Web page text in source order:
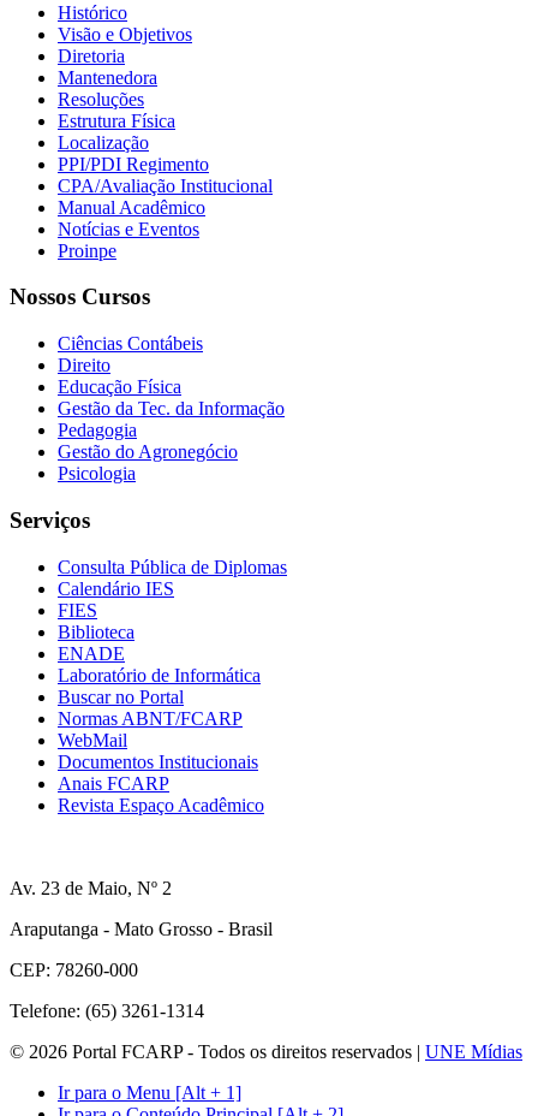
Histórico
Visão e Objetivos
Diretoria
Mantenedora
Resoluções
Estrutura Física
Localização
PPI/PDI Regimento
CPA/Avaliação Institucional
Manual Acadêmico
Notícias e Eventos
Proinpe
Nossos Cursos
Ciências Contábeis
Direito
Educação Física
Gestão da Tec. da Informação
Pedagogia
Gestão do Agronegócio
Psicologia
Serviços
Consulta Pública de Diplomas
Calendário IES
FIES
Biblioteca
ENADE
Laboratório de Informática
Buscar no Portal
Normas ABNT/FCARP
WebMail
Documentos Institucionais
Anais FCARP
Revista Espaço Acadêmico
Av. 23 de Maio, Nº 2
Araputanga - Mato Grosso - Brasil
CEP: 78260-000
Telefone: (65) 3261-1314
© 2026 Portal FCARP - Todos os direitos reservados | UNE Mídias
Ir para o Menu [Alt + 1]